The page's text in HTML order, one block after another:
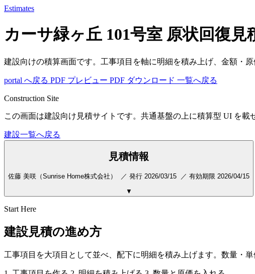
Estimates
カーサ緑ヶ丘 101号室 原状回復見
建設向けの積算画面です。工事項目を軸に明細を積み上げ、金額・原
portal へ戻る PDF プレビュー PDF ダウンロード 一覧へ戻る
Construction Site
この画面は建設向け見積サイトです。共通基盤の上に積算型 UI を載
建設一覧へ戻る
見積情報
佐藤 美咲（Sunrise Home株式会社） ／ 発行 2026/03/15 ／ 有効期限 2026/04/15
▼
Start Here
建設見積の進め方
工事項目を大項目として並べ、配下に明細を積み上げます。数量・